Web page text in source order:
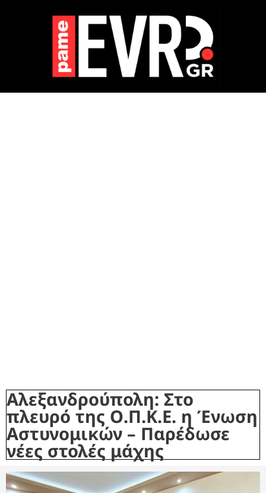
Αλεξανδρούπολη: Στο
πλευρό της Ο.Π.Κ.Ε. η Ένωση
Αστυνομικών – Παρέδωσε
νέες στολές μάχης